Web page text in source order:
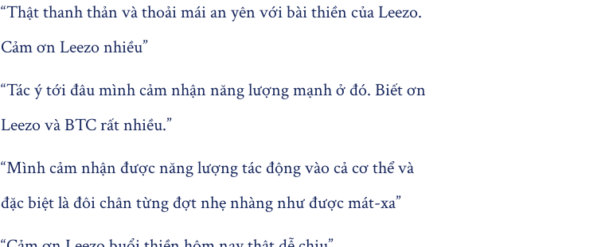
“Thật thanh thản và thoải mái an yên với bài thiền của Leezo.
Cảm ơn Leezo nhiều”
“Tác ý tới đâu mình cảm nhận năng lượng mạnh ở đó. Biết ơn
Leezo và BTC rất nhiều.”
“Mình cảm nhận được năng lượng tác động vào cả cơ thể và
đặc biệt là đôi chân từng đợt nhẹ nhàng như được mát-xa”